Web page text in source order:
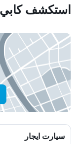
استكشف
سيارت ايجار